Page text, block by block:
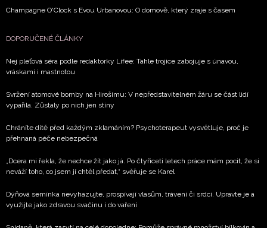
Champagne O'Clock s Evou Urbanovou: O domově, který zraje s časem
DOPORUČENÉ ČLÁNKY
Nej pleťová séra podle redaktorky Lifee: Tahle trojice zabojuje s únavou,
vráskami i mastnotou
Svržení atomové bomby na Hirošimu: V nepředstavitelném žáru se část lidí
vypařila. Zůstaly po nich jen stíny
Chráníte dítě před každým zklamáním? Psychoterapeut vysvětluje, proč je
přehnaná péče nebezpečná
„Dcera mi řekla, že nechce žít jako já. Po čtyřiceti letech práce mám pocit, že si
neváží toho, co jsem jí chtěl předat,“ svěřuje se Karel
Dýňová semínka nevyhazujte, prospívají vlasům, trávení či srdci. Upravte je a
využijte jako zdravou svačinu i do vaření